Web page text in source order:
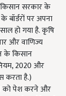
किसान सरकार के
बॉर्डरों पर अपना
हो गया है. कृषि
और वाणिज्य
के किसान
2020 और
करता है.)
को पेश करने और